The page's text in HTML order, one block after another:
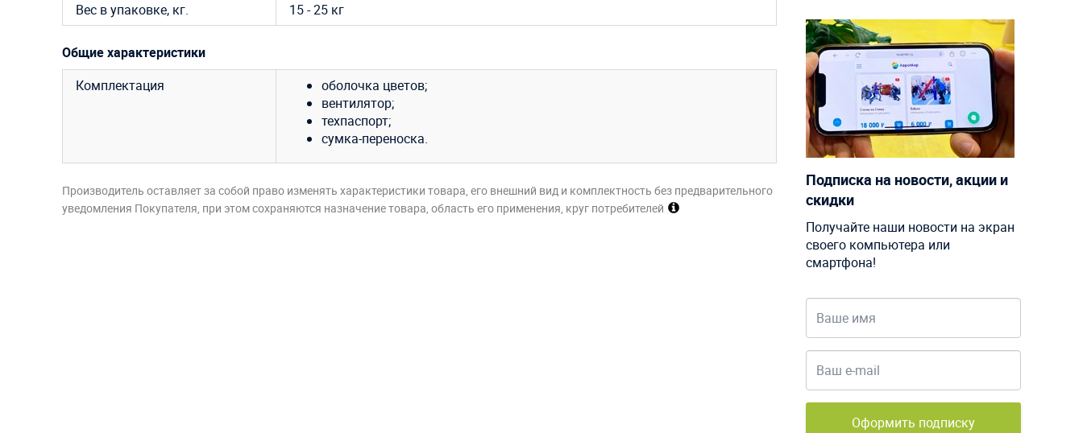
Вес в упаковке, кг.
15 - 25 кг
Общие характеристики
Комплектация
оболочка цветов;
вентилятор;
техпаспорт;
сумка-переноска.
Производитель оставляет за собой право изменять характеристики товара, его внешний вид и комплектность без предварительного
уведомления Покупателя, при этом сохраняются назначение товара, область его применения, круг потребителей
Подписка на новости, акции и
скидки
Получайте наши новости на экран
своего компьютера или
смартфона!
Оформить подписку